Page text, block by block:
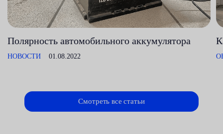
Полярность автомобильного аккумулятора
НОВОСТИ 01.08.2022
Смотреть все статьи